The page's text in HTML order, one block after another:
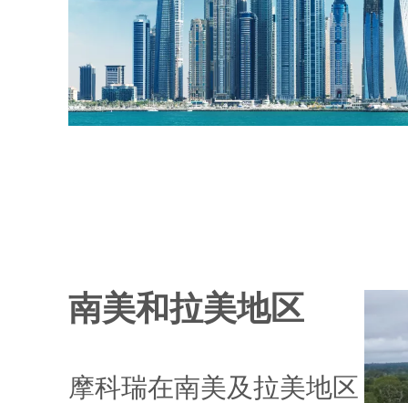
南美和拉美地区
摩科瑞在南美及拉美地区